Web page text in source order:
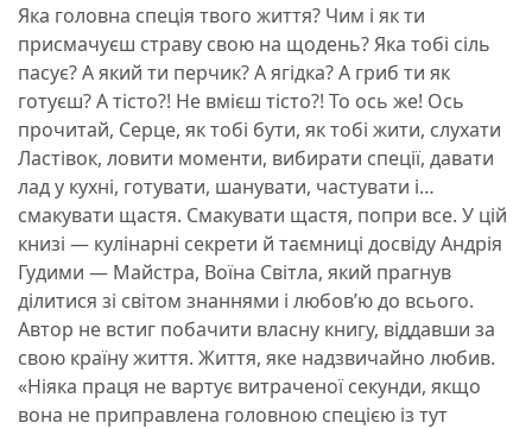
Яка головна спеція твого життя? Чим і як ти
присмачуєш страву свою на щодень? Яка тобі сіль
пасує? А який ти перчик? А ягідка? А гриб ти як
готуєш? А тісто?! Не вмієш тісто?! То ось же! Ось
прочитай, Серце, як тобі бути, як тобі жити, слухати
Ластівок, ловити моменти, вибирати спеції, давати
лад у кухні, готувати, шанувати, частувати і…
смакувати щастя. Смакувати щастя, попри все. У цій
книзі — кулінарні секрети й таємниці досвіду Андрія
Гудими — Майстра, Воїна Світла, який прагнув
ділитися зі світом знаннями і любов’ю до всього.
Автор не встиг побачити власну книгу, віддавши за
свою країну життя. Життя, яке надзвичайно любив.
«Ніяка праця не вартує витраченої секунди, якщо
вона не приправлена головною спецією із тут